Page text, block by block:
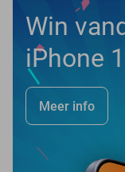
Win
iPhone
Meer info